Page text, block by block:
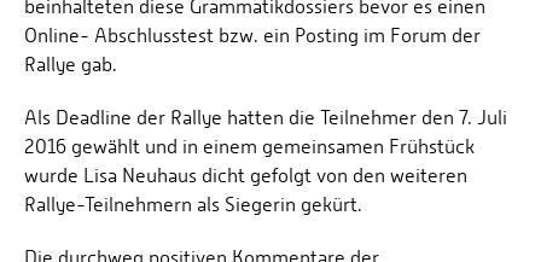
beinhalteten diese Grammatikdossiers bevor es einen
Online- Abschlusstest bzw. ein Posting im Forum der
Rallye gab.
Als Deadline der Rallye hatten die Teilnehmer den 7. Juli
2016 gewählt und in einem gemeinsamen Frühstück
wurde Lisa Neuhaus dicht gefolgt von den weiteren
Rallye-Teilnehmern als Siegerin gekürt.
Die durchweg positiven Kommentare der